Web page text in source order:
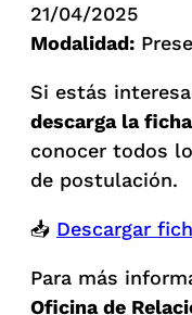
21/04/2025
Modalidad:
Si estás
descarga la
conocer todos
de postulación.
📥 Descargar
Para más
Oficina de